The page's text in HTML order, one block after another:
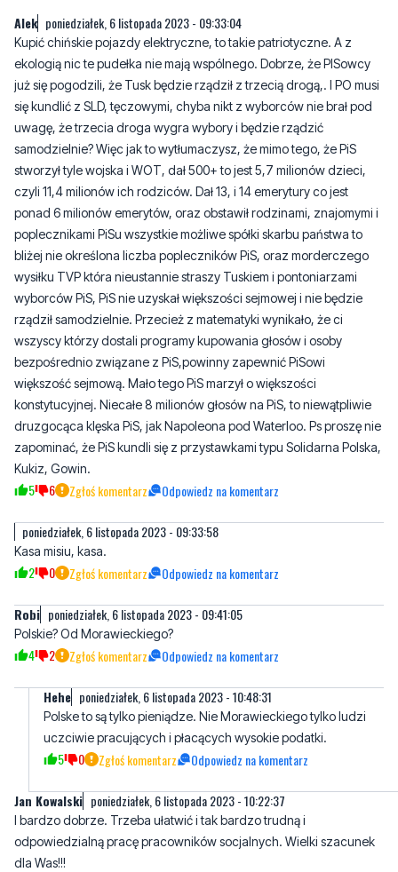
już się pogodzili, że Tusk będzie rządził z trzecią drogą,. I PO musi
się kundlić z SLD, tęczowymi, chyba nikt z wyborców nie brał pod
uwagę, że trzecia droga wygra wybory i będzie rządzić
samodzielnie? Więc jak to wytłumaczysz, że mimo tego, że PiS
stworzył tyle wojska i WOT, dał 500+ to jest 5,7 milionów dzieci,
czyli 11,4 milionów ich rodziców. Dał 13, i 14 emerytury co jest
ponad 6 milionów emerytów, oraz obstawił rodzinami, znajomymi i
poplecznikami PiSu wszystkie możliwe spółki skarbu państwa to
bliżej nie określona liczba popleczników PiS, oraz morderczego
wysiłku TVP która nieustannie straszy Tuskiem i pontoniarzami
wyborców PiS, PiS nie uzyskał większości sejmowej i nie będzie
rządził samodzielnie. Przecież z matematyki wynikało, że ci
wszyscy którzy dostali programy kupowania głosów i osoby
bezpośrednio związane z PiS,powinny zapewnić PiSowi
większość sejmową. Mało tego PiS marzył o większości
konstytucyjnej. Niecałe 8 milionów głosów na PiS, to niewątpliwie
druzgocąca klęska PiS, jak Napoleona pod Waterloo. Ps proszę nie
zapominać, że PiS kundli się z przystawkami typu Solidarna Polska,
Kukiz, Gowin.
5 6 Zgłoś komentarz Odpowiedz na komentarz
poniedziałek, 6 listopada 2023 - 09:33:58
Kasa misiu, kasa.
Robi poniedziałek, 6 listopada 2023 - 09:41:05
Polskie? Od Morawieckiego?
Hehe poniedziałek, 6 listopada 2023 - 10:48:31
Polske to są tylko pieniądze. Nie Morawieckiego tylko ludzi
5 0 Zgłoś komentarz Odpowiedz na komentarz
Jan Kowalski poniedziałek, 6 listopada 2023 - 10:22:37
I bardzo dobrze. Trzeba ułatwić i tak bardzo trudną i
dla Was!!!
5 3 Zgłoś komentarz Odpowiedz na komentarz
AIi poniedziałek, 6 listopada 2023 - 10:49:26